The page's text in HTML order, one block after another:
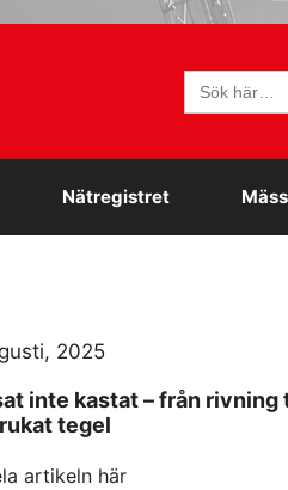
Sök
efter:
Nätregistret
2025
inte kastat – från
tegel
artikeln här